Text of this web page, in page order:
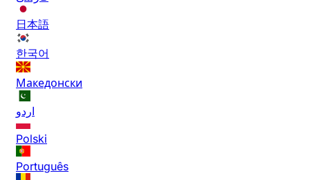
日本語
한국어
Македонски
اردو
Polski
Português